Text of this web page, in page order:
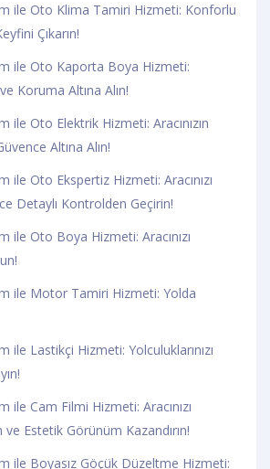
ile Oto Klima Tamiri Hizmeti: Konforlu
Çıkarın!
ile Oto Kaporta Boya Hizmeti:
Koruma Altına Alın!
ile Oto Elektrik Hizmeti: Aracınızın
Altına Alın!
ile Oto Ekspertiz Hizmeti: Aracınızı
Detaylı Kontrolden Geçirin!
ile Oto Boya Hizmeti: Aracınızı
ile Motor Tamiri Hizmeti: Yolda
ile Lastikçi Hizmeti: Yolculuklarınızı
ile Cam Filmi Hizmeti: Aracınızı
Estetik Görünüm Kazandırın!
ile Boyasız Göçük Düzeltme Hizmeti: